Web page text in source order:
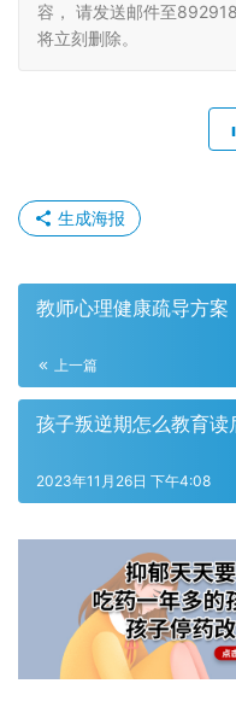
容， 请发送邮件至
将立刻删除。
生成海报
教师心理健康疏导方案
上一篇
孩子叛逆期怎么教育读
2023年11月26日 下午4:08